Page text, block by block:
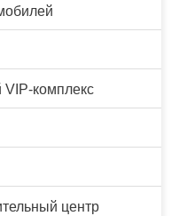
комплекс
центр